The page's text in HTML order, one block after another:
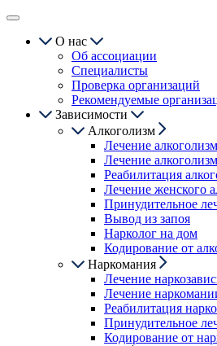
О нас
Об ассоциации
Специалисты
Проверка организаций
Рекомендуемые
Зависимости
Алкоголизм
Лечение
Лечение
Реабилитация
Лечение женского
Принудительное
Вывод из запоя
Нарколог на дом
Кодирование от
Наркомания
Лечение
Лечение
Реабилитация
Принудительное
Кодирование от